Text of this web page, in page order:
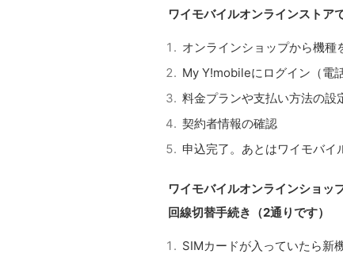
ワイモバイルオンラインストア
オンラインショップから機種
My Y!mobileにログイン（電
料金プランや支払い方法の設
契約者情報の確認
申込完了。あとはワイモバイ
ワイモバイルオンラインショッ
回線切替手続き（2通りです）
SIMカードが入っていたら新